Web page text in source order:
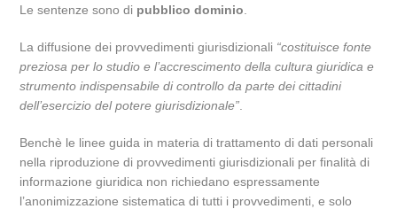
Le sentenze sono di pubblico dominio
La diffusione dei provvedimenti giurisdizionali “costituisce fonte
preziosa per lo studio e l’accrescimento della cultura giuridica e
strumento indispensabile di controllo da parte dei cittadini
dell’esercizio del potere giurisdizionale”
Benchè le linee guida in materia di trattamento di dati personali
nella riproduzione di provvedimenti giurisdizionali per finalità di
informazione giuridica non richiedano espressamente
l’anonimizzazione sistematica di tutti i provvedimenti, e solo